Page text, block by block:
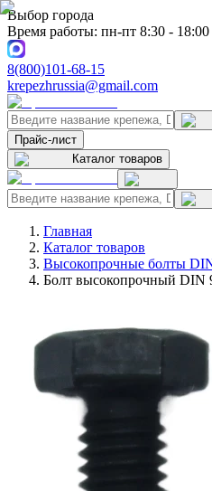
Выбор города
Время работы: пн-пт 8:30 -
8(800)101-68-15
krepezhrussia@gmail.com
Прайс-лист
Каталог товаров
Главная
Каталог товаров
Высокопрочные болты
Болт высокопрочный DIN